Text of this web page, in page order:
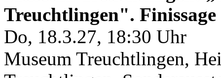
Treuchtlingen". Finissage
Do, 18.3.27, 18:30 Uhr
Museum Treuchtlingen,